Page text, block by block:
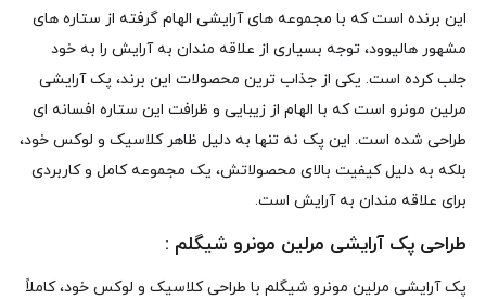
این برنده است که با مجموعه های آرایشی الهام گرفته از ستاره های
مشهور هالیوود، توجه بسیاری از علاقه مندان به آرایش را به خود
جلب کرده است. یکی از جذاب ترین محصولات این برند، پک آرایشی
مرلین مونرو است که با الهام از زیبایی و ظرافت این ستاره افسانه ای
طراحی شده است. این پک نه تنها به دلیل ظاهر کلاسیک و لوکس خود،
بلکه به دلیل کیفیت بالای محصولاتش، یک مجموعه کامل و کاربردی
برای علاقه مندان به آرایش است.
طراحی پک آرایشی مرلین مونرو شیگلم :
پک آرایشی مرلین مونرو شیگلم با طراحی کلاسیک و لوکس خود، کاملاً